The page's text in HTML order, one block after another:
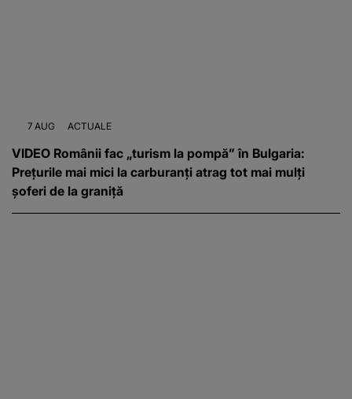
7 AUG ACTUALE
VIDEO Românii fac „turism la pompă” în Bulgaria:
Prețurile mai mici la carburanți atrag tot mai mulți
șoferi de la graniță